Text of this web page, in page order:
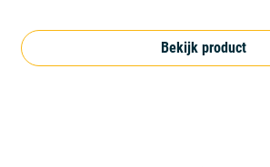
Bekijk product